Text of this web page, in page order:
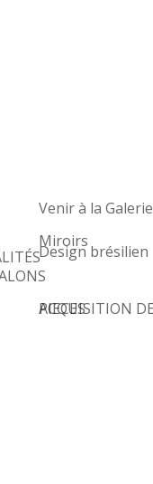
Venir à la Galerie
Miroirs
Design brésilien
ACQUISITION DE PIECES